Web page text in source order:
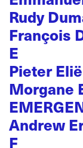
Rudy
François
E
Pieter
Morgane
Andrew
F